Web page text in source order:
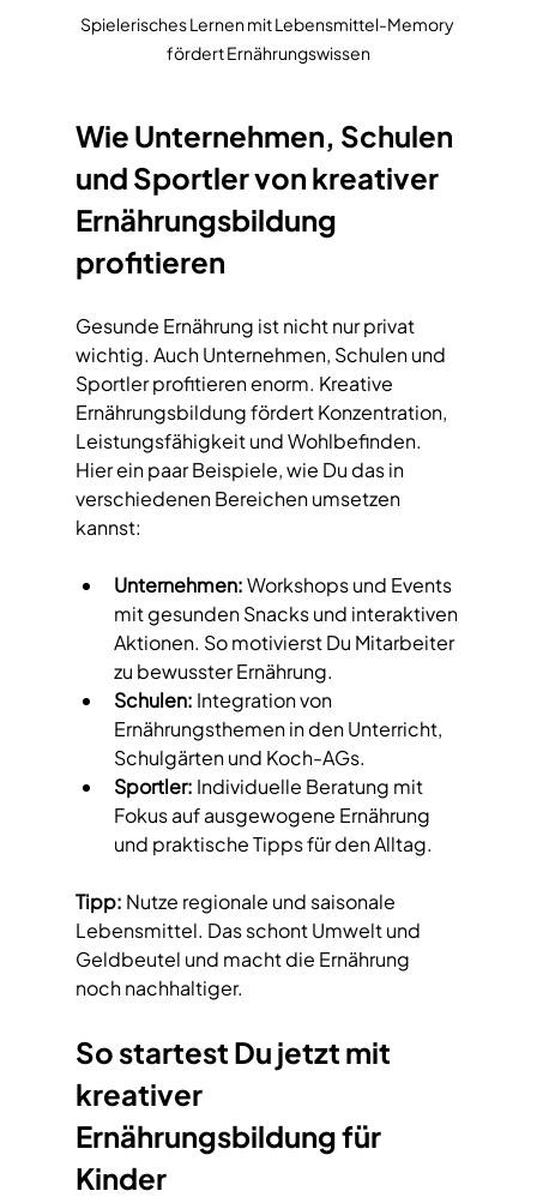
Spielerisches Lernen mit Lebensmittel-Memory
fördert Ernährungswissen
Wie Unternehmen, Schulen
und Sportler von kreativer
Ernährungsbildung
profitieren
Gesunde Ernährung ist nicht nur privat
wichtig. Auch Unternehmen, Schulen und
Sportler profitieren enorm. Kreative
Ernährungsbildung fördert Konzentration,
Leistungsfähigkeit und Wohlbefinden.
Hier ein paar Beispiele, wie Du das in
verschiedenen Bereichen umsetzen
kannst:
Unternehmen: Workshops und Events
mit gesunden Snacks und interaktiven
Aktionen. So motivierst Du Mitarbeiter
zu bewusster Ernährung.
Schulen: Integration von
Ernährungsthemen in den Unterricht,
Schulgärten und Koch-AGs.
Sportler: Individuelle Beratung mit
Fokus auf ausgewogene Ernährung
und praktische Tipps für den Alltag.
Tipp: Nutze regionale und saisonale
Lebensmittel. Das schont Umwelt und
Geldbeutel und macht die Ernährung
noch nachhaltiger.
So startest Du jetzt mit
kreativer
Ernährungsbildung für
Kinder